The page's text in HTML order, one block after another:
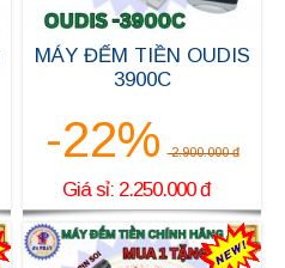
MÁY ĐẾM TIỀN OUDIS
3900C
-22% 2.900.000 đ
Giá sỉ: 2.250.000 đ